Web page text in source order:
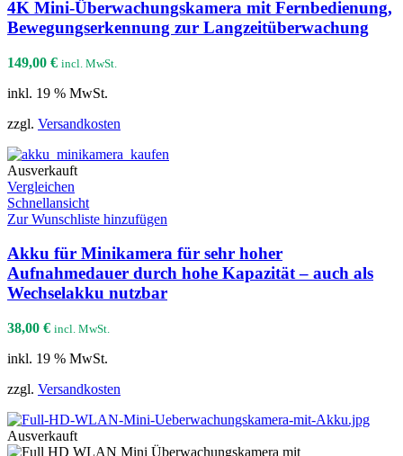
4K Mini-Überwachungskamera mit Fernbedienung,
Bewegungserkennung zur Langzeitüberwachung
149,00 € incl. MwSt.
inkl. 19 % MwSt.
zzgl. Versandkosten
Ausverkauft
Vergleichen
Schnellansicht
Zur Wunschliste hinzufügen
Akku für Minikamera für sehr hoher
Aufnahmedauer durch hohe Kapazität – auch als
Wechselakku nutzbar
38,00 € incl. MwSt.
inkl. 19 % MwSt.
zzgl. Versandkosten
Ausverkauft